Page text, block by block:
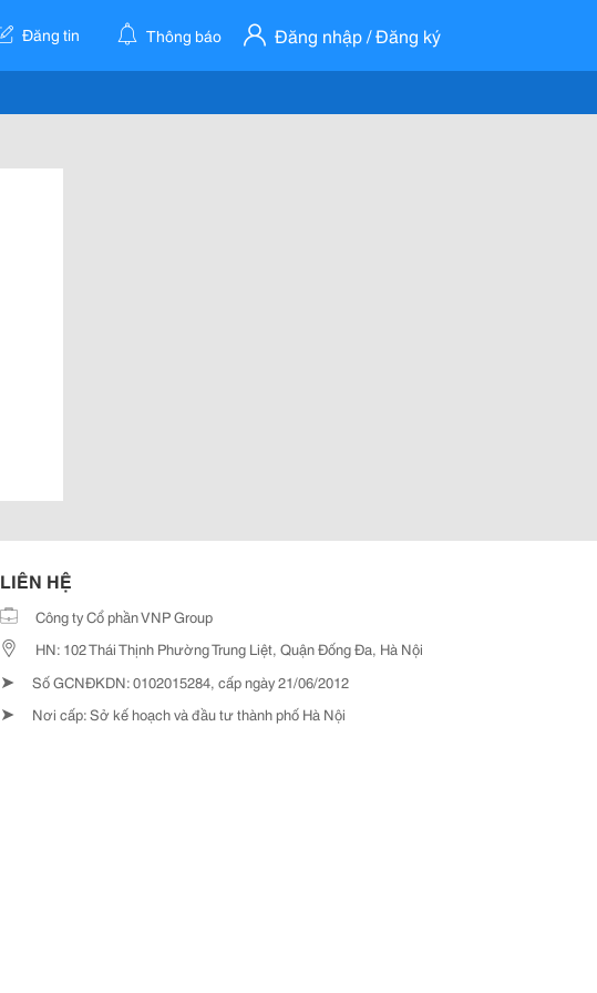
Đăng tin Thông báo Đăng nhập / Đăng ký
LIÊN HỆ
Công ty Cổ phần VNP Group
HN: 102 Thái Thịnh Phường Trung Liệt, Quận Đống Đa, Hà Nội
➤ Số GCNĐKDN: 0102015284, cấp ngày 21/06/2012
➤ Nơi cấp: Sở kế hoạch và đầu tư thành phố Hà Nội